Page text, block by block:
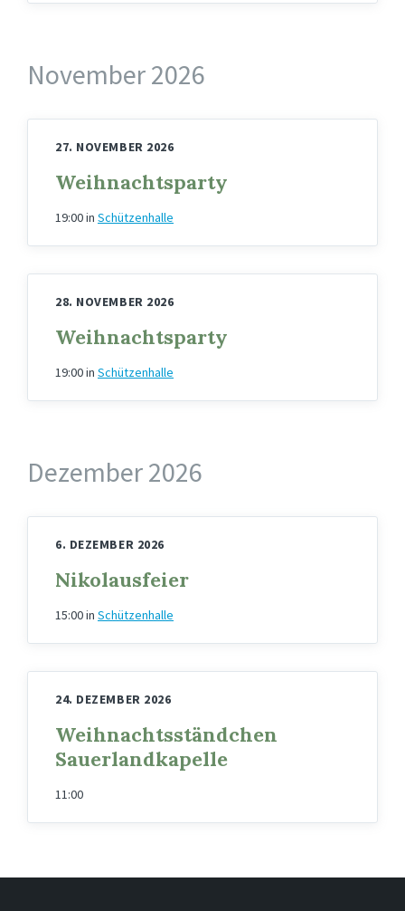
November 2026
27. NOVEMBER 2026
Weihnachtsparty
19:00in Schützenhalle
28. NOVEMBER 2026
Weihnachtsparty
19:00in Schützenhalle
Dezember 2026
6. DEZEMBER 2026
Nikolausfeier
15:00in Schützenhalle
24. DEZEMBER 2026
Weihnachtsständchen
Sauerlandkapelle
11:00